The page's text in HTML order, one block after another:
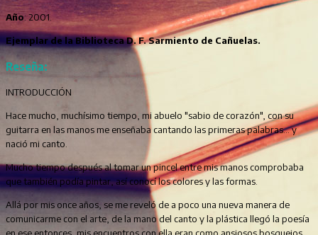
Año: 2001.
Ejemplar de la Biblioteca D. F. Sarmiento de Cañuelas.
Reseña:
INTRODUCCIÓN
Hace mucho, muchísimo tiempo, mi abuelo "sabio de corazón", con su
guitarra en las manos me enseñaba cantando las primeras palabras... y
nació mi canto.
Mucho tiempo después al tomar un pincel entre mis manos comprobaba
que también podía pintar, así conocí los colores y las formas.
Allá por mis once años, se me reveló de a poco una nueva manera de
comunicarme con el arte, de la mano del canto y la plástica llegó la poesía